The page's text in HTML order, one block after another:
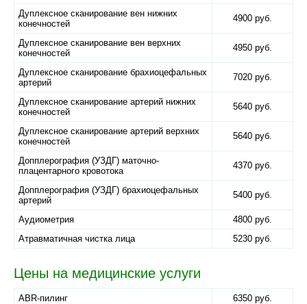
Дуплексное сканирование вен нижних
конечностей
4900 руб.
Дуплексное сканирование вен верхних
конечностей
4950 руб.
Дуплексное сканирование брахиоцефальных
артерий
7020 руб.
Дуплексное сканирование артерий нижних
конечностей
5640 руб.
Дуплексное сканирование артерий верхних
конечностей
5640 руб.
Допплерография (УЗДГ) маточно-
плацентарного кровотока
4370 руб.
Допплерография (УЗДГ) брахиоцефальных
артерий
5400 руб.
Аудиометрия
4800 руб.
Атравматичная чистка лица
5230 руб.
Цены на медицинские услуги
ABR-пилинг
6350 руб.